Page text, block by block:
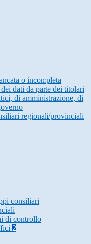
o incompleta
dati da parte dei titolari
di amministrazione, di
regionali/provinciali
consiliari
di controllo
2